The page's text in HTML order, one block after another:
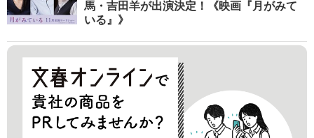
馬・吉田羊が出演決定！《映画『月がみて
いる』》